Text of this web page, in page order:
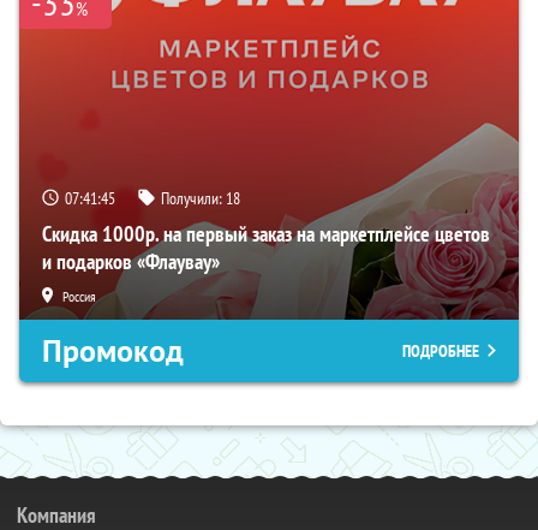
%
07:41:44 Получили: 18
Скидка 1000р. на первый заказ на маркетплейсе цветов
и подарков «Флаувау»
Россия
Промокод ПОДРОБНЕЕ
Компания